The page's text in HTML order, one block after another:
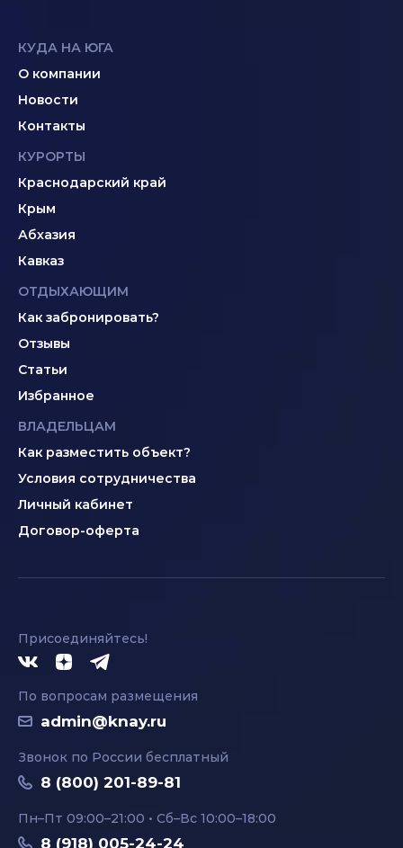
КУДА НА ЮГА
О компании
Новости
Контакты
КУРОРТЫ
Краснодарский край
Крым
Абхазия
Кавказ
ОТДЫХАЮЩИМ
Как забронировать?
Отзывы
Статьи
Избранное
ВЛАДЕЛЬЦАМ
Как разместить объект?
Условия сотрудничества
Личный кабинет
Договор-оферта
Присоединяйтесь!
По вопросам размещения
admin@knay.ru
Звонок по России бесплатный
8 (800) 201-89-81
Пн–Пт 09:00–21:00 • Сб–Вс 10:00–18:00
8 (918) 005-24-24